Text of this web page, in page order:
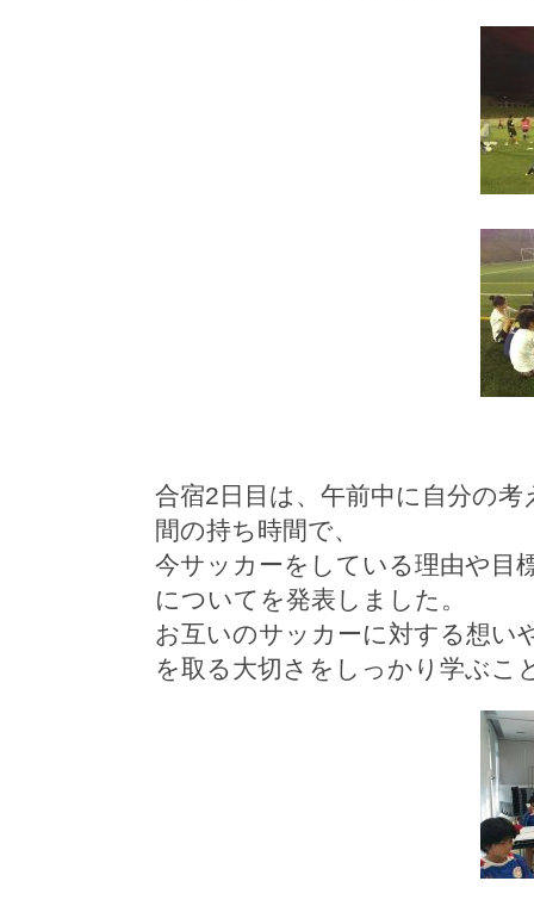
合宿2日目は、午前中に自分の
間の持ち時間で、
今サッカーをしている理由や目
についてを発表しました。
お互いのサッカーに対する想い
を取る大切さをしっかり学ぶこ